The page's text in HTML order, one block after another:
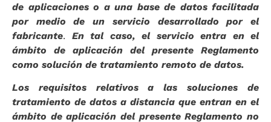
de aplicaciones o a una base de datos facilitada
por medio de un servicio desarrollado por el
fabricante. En tal caso, el servicio entra en el
ámbito de aplicación del presente Reglamento
como solución de tratamiento remoto de datos.
Los requisitos relativos a las soluciones de
tratamiento de datos a distancia que entran en el
ámbito de aplicación del presente Reglamento no